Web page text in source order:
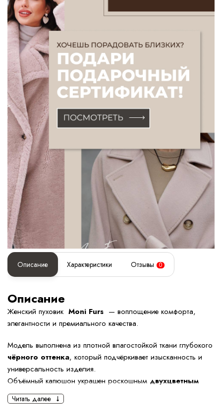
Описание Характеристики Отзывы 0
Описание
Женский пуховик Moni Furs — воплощение комфорта,
элегантности и премиального качества.
Модель выполнена из плотной влагостойкой ткани глубокого
чёрного оттенка, который подчёркивает изысканность и
универсальность изделия.
Объёмный капюшон украшен роскошным двухцветным
мехом лисы, создающим выразительный контраст и
эффектный акцент в зимнем образе.
Читать далее